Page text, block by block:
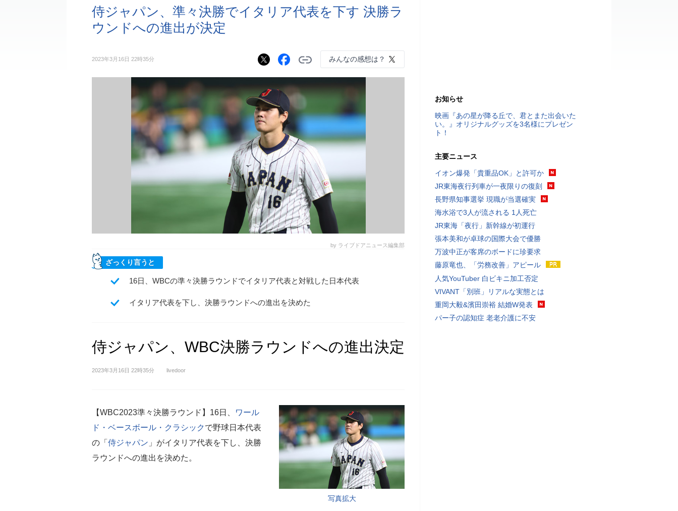
侍ジャパン、準々決勝でイタリア代表を下す 決勝ラ
ウンドへの進出が決定
2023年3月16日 22時35分 みんなの感想は？
by ライブドアニュース編集部
ざっくり言うと
16日、WBCの準々決勝ラウンドでイタリア代表と対戦した日本代表
イタリア代表を下し、決勝ラウンドへの進出を決めた
侍ジャパン、WBC決勝ラウンドへの進出決定
2023年3月16日 22時35分 livedoor
写真拡大
【WBC2023準々決勝ラウンド】16日、
ワール
ド・ベースボール・クラシック で野球日本代表
の「 侍ジャパン 」がイタリア代表を下し、決勝
ラウンドへの進出を決めた。
お知らせ
映画『あの星が降る丘で、君とまた出会いた
い。』オリジナルグッズを3名様にプレゼン
ト！
主要ニュース
イオン爆発「貴重品OK」と許可か
JR東海夜行列車が一夜限りの復刻
長野県知事選挙 現職が当選確実
海水浴で3人が流される 1人死亡
JR東海「夜行」新幹線が初運行
張本美和が卓球の国際大会で優勝
万波中正が客席のボードに珍要求
藤原竜也、「労務改善」アピール
人気YouTuber 白ビキニ加工否定
VIVANT「別班」リアルな実態とは
重岡大毅&濱田崇裕 結婚W発表
パー子の認知症 老老介護に不安